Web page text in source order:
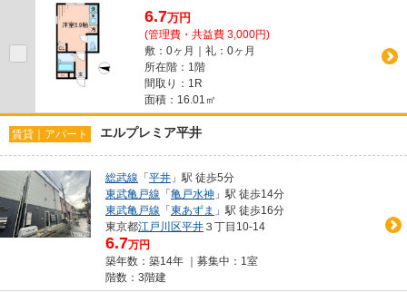
6.7万円
(管理費・共益費 3,000円)
敷：0ヶ月｜礼：0ヶ月
所在階：1階
間取り：1R
面積：16.01㎡
賃貸｜アパート エルプレミア平井
総武線 「平井 」駅 徒歩5分
東武亀戸線 「亀戸水神 」駅 徒歩14分
東武亀戸線 「東あずま 」駅 徒歩16分
東京都江戸川区平井 ３丁目10-14
6.7万円
築年数：築14年 ｜募集中： 1室
階数：3階建